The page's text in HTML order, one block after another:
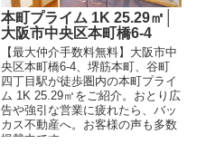
本町プライム 1K 25.29㎡│
大阪市中央区本町橋6-4
【最大仲介手数料無料】大阪市中
央区本町橋6-4、堺筋本町、谷町
四丁目駅が徒歩圏内の本町プライ
ム 1K 25.29㎡をご紹介。おとり広
告や強引な営業に疲れたら、バッ
カス不動産へ。お客様の声も多数
掲載中です。